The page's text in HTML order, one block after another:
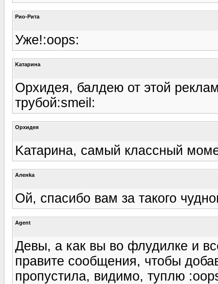
Рио-Рита
Уже!:oops:
Kатарина
Орхидея, балдею от этой
трубой:smeil:
Орхидея
Kатарина, самый классный
Аленka
Ой, спасибо вам за такого
Agent
Девы, а как вы во флудилке и
правите сообщения, чтобы
пропустила, видимо, туплю